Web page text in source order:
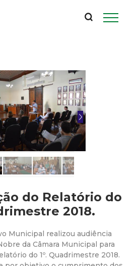
do Relatório do
2018.
Municipal realizou audiência
da Câmara Municipal para
do 1º. Quadrimestre 2018.